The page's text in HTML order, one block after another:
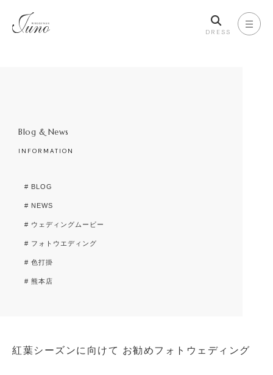
DRESS
Blog & News
INFORMATION
# BLOG
# NEWS
# ウェディングムービー
# フォトウエディング
# 色打掛
# 熊本店
紅葉シーズンに向けて お勧めフォトウェディング